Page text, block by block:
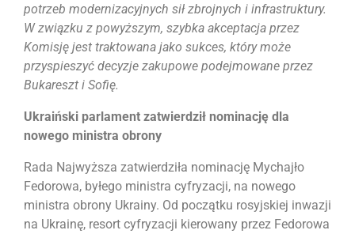
potrzeb modernizacyjnych sił zbrojnych i infrastruktury.
W związku z powyższym, szybka akceptacja przez
Komisję jest traktowana jako sukces, który może
przyspieszyć decyzje zakupowe podejmowane przez
Bukareszt i Sofię.
Ukraiński parlament zatwierdził nominację dla
nowego ministra obrony
Rada Najwyższa zatwierdziła nominację Mychajło
Fedorowa, byłego ministra cyfryzacji, na nowego
ministra obrony Ukrainy. Od początku rosyjskiej inwazji
na Ukrainę, resort cyfryzacji kierowany przez Fedorowa